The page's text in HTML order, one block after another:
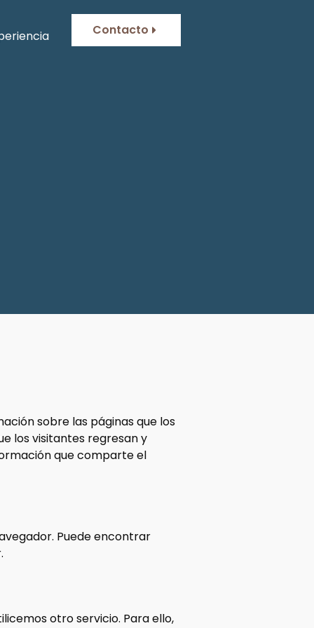
Contacto
sobre las páginas que los
los visitantes regresan y
que comparte el
Puede encontrar
otro servicio. Para ello,